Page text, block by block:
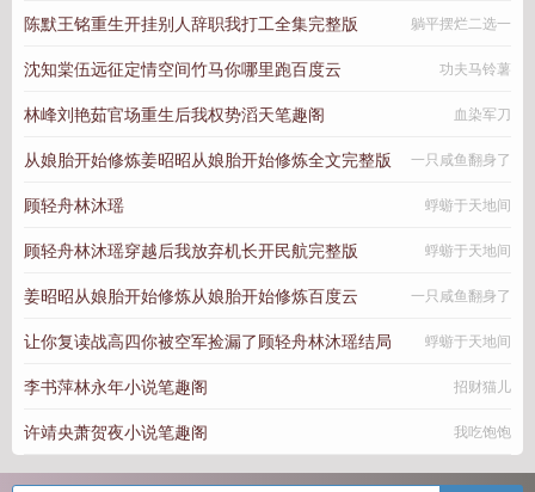
陈默王铭重生开挂别人辞职我打工全集完整版 躺平摆烂二选一
沈知棠伍远征定情空间竹马你哪里跑百度云 功夫马铃薯
林峰刘艳茹官场重生后我权势滔天笔趣阁 血染军刀
从娘胎开始修炼姜昭昭从娘胎开始修炼全文完整版 一只咸鱼翻身了
顾轻舟林沐瑶 蜉蝣于天地间
顾轻舟林沐瑶穿越后我放弃机长开民航完整版 蜉蝣于天地间
姜昭昭从娘胎开始修炼从娘胎开始修炼百度云 一只咸鱼翻身了
让你复读战高四你被空军捡漏了顾轻舟林沐瑶结局 蜉蝣于天地间
李书萍林永年小说笔趣阁 招财猫儿
许靖央萧贺夜小说笔趣阁 我吃饱饱